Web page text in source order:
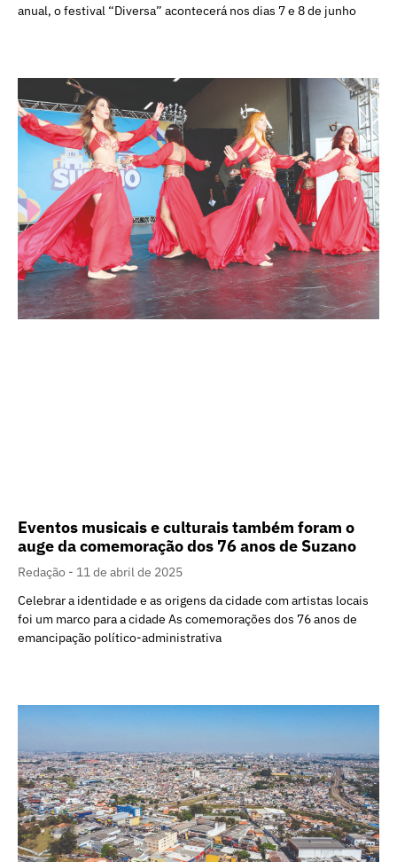
anual, o festival “Diversa” acontecerá nos dias 7 e 8 de junho
Eventos musicais e culturais também foram o
auge da comemoração dos 76 anos de Suzano
Redação
11 de abril de 2025
Celebrar a identidade e as origens da cidade com artistas locais
foi um marco para a cidade As comemorações dos 76 anos de
emancipação político-administrativa